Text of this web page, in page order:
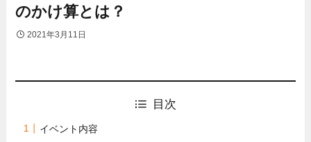
のかけ算とは？
2021年3月11日
目次
イベント内容